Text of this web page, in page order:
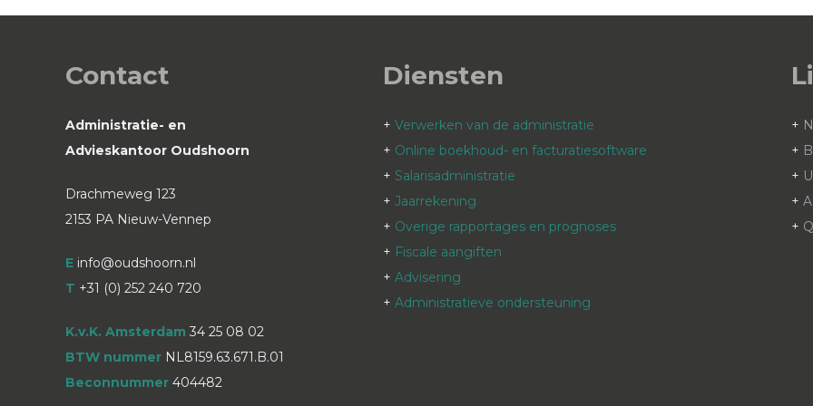
Contact
Administratie- en
Advieskantoor Oudshoorn
Drachmeweg 123
2153 PA Nieuw-Vennep
E info@oudshoorn.nl
T +31 (0) 252 240 720
K.v.K. Amsterdam 34 25 08 02
BTW nummer NL8159.63.671.B.01
Beconnummer 404482
Diensten
+ Verwerken van de administratie
+ Online boekhoud- en facturatiesoftware
+ Salarisadministratie
+ Jaarrekening
+ Overige rapportages en prognoses
+ Fiscale aangiften
+ Advisering
+ Administratieve ondersteuning
+
+
+
+
+